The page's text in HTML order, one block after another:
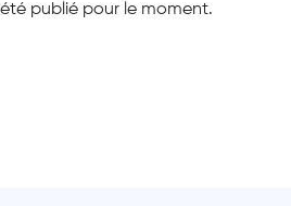
publié pour le moment.